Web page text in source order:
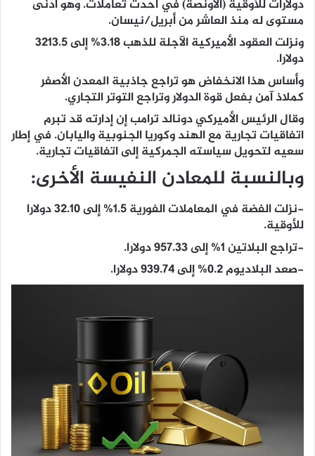
دولارات للأوقية (الأونصة) في أحدث تعاملات. وهو أدنى
مستوى له منذ العاشر من أبريل/نيسان.
ونزلت العقود الأميركية الآجلة للذهب 3.18% إلى 3213.5
دولارا.
وأساس هذا الانخفاض هو تراجع جاذبية المعدن الأصفر
كملاذ آمن بفعل قوة الدولار وتراجع التوتر التجاري.
وقال الرئيس الأميركي دونالد ترامب إن إدارته قد تبرم
اتفاقيات تجارية مع الهند وكوريا الجنوبية واليابان. في إطار
سعيه لتحويل سياسته الجمركية إلى اتفاقيات تجارية.
وبالنسبة للمعادن النفيسة الأخرى:
-نزلت الفضة في المعاملات الفورية 1.5% إلى 32.10 دولارا
للأوقية.
-تراجع البلاتين 1% إلى 957.33 دولارا.
-صعد البلاديوم 0.2% إلى 939.74 دولارا.